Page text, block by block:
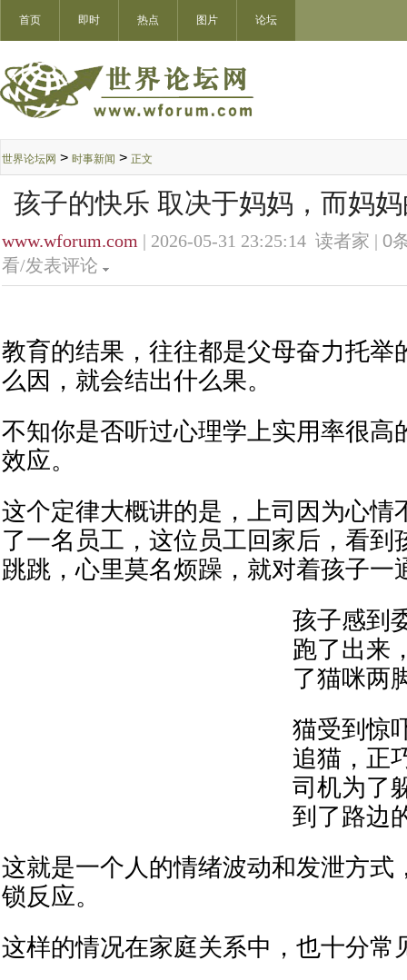
首页 即时 热点 图片 论坛
世界论坛网 > 时事新闻 > 正文
孩子的快乐 取决于妈妈，而妈
www.wforum.com | 2026-05-31 23:25:14 读者家 | 0
看/发表评论
教育的结果，往往都是父母奋力托举
么因，就会结出什么果。
不知你是否听过心理学上实用率很高
效应。
这个定律大概讲的是，上司因为心情
了一名员工，这位员工回家后，看到
跳跳，心里莫名烦躁，就对着孩子一
孩子感到
跑了出来
了猫咪两
猫受到惊
追猫，正
司机为了
到了路边
这就是一个人的情绪波动和发泄方式
锁反应。
这样的情况在家庭关系中，也十分常